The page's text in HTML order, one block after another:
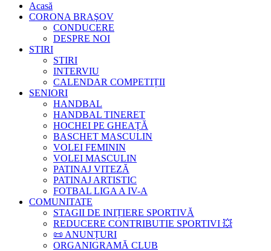
Acasă
CORONA BRAŞOV
CONDUCERE
DESPRE NOI
STIRI
STIRI
INTERVIU
CALENDAR COMPETIȚII
SENIORI
HANDBAL
HANDBAL TINERET
HOCHEI PE GHEAȚĂ
BASCHET MASCULIN
VOLEI FEMININ
VOLEI MASCULIN
PATINAJ VITEZĂ
PATINAJ ARTISTIC
FOTBAL LIGA A IV-A
COMUNITATE
STAGII DE INIȚIERE SPORTIVĂ
REDUCERE CONTRIBUTIE SPORTIVI 💥
📜 ANUNȚURI
ORGANIGRAMĂ CLUB